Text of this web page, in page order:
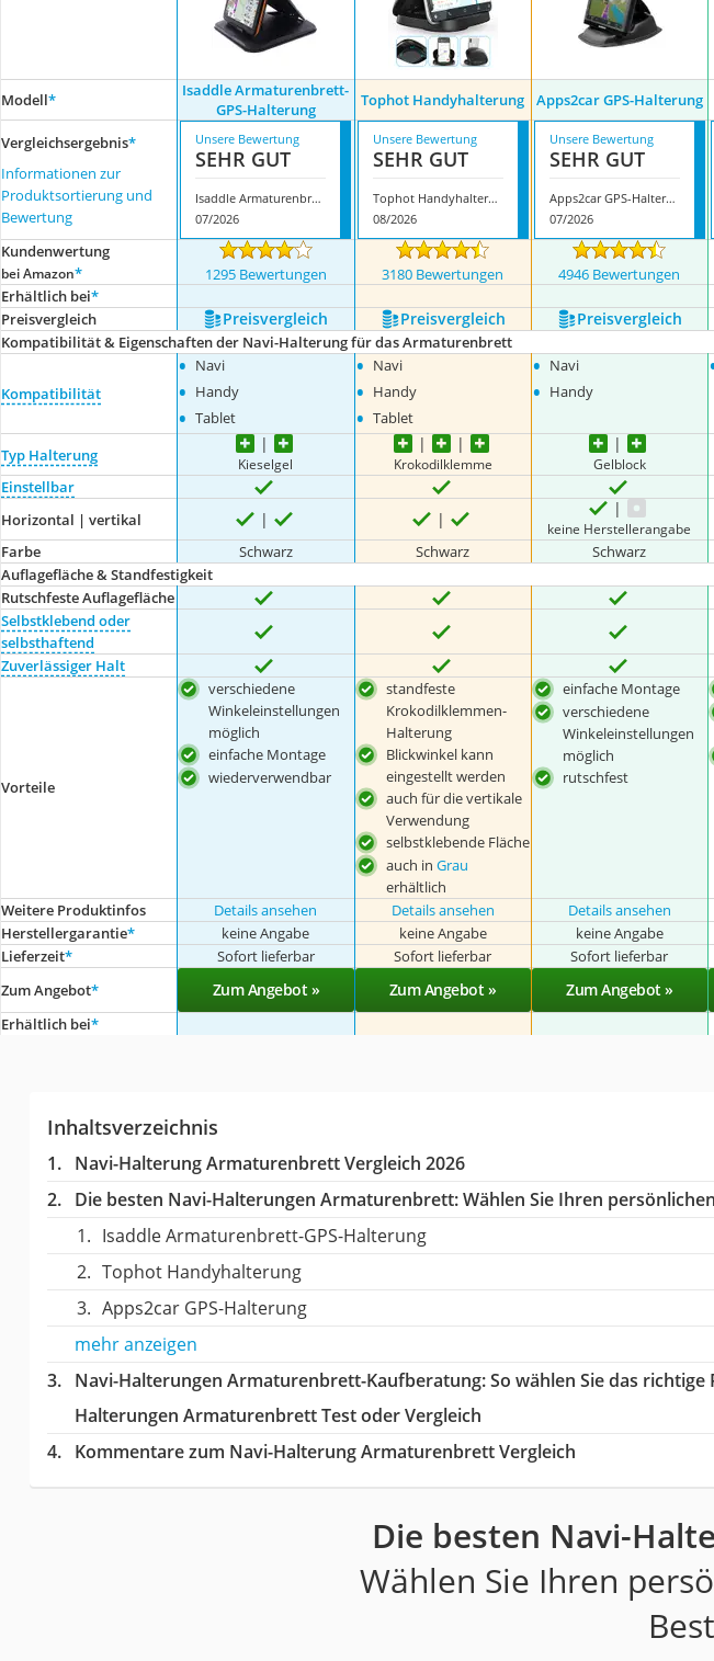
Modell*
Isaddle Armaturenbrett-
GPS-Halterung
Tophot Handyhalterung Apps2car GPS-Halterung
Vergleichsergebnis*
Informationen zur
Produktsortierung und
Bewertung
Unsere Bewertung
SEHR GUT
Isaddle Armaturenbrett-GPS-Halterung
07/2026
Unsere Bewertung
SEHR GUT
Tophot Handyhalterung
08/2026
Unsere Bewertung
SEHR GUT
Apps2car GPS-Halterung
07/2026
Kundenwertung
bei Amazon* 1295 Bewertungen 3180 Bewertungen 4946 Bewertungen
Erhältlich bei*
Preis­vergleich
Preis­vergleich Preis­vergleich Preis­vergleich
Kompatibilität & Eigenschaften der Navi-Halterung für das Armaturenbrett
Kompatibilität
• Navi
• Handy
• Tablet
• Navi
• Handy
• Tablet
• Navi
• Handy
Typ Halterung
Kieselgel Krokodilklemme Gelblock
Einstellbar
Horizontal | vertikal
keine Herstellerangabe
Farbe Schwarz Schwarz Schwarz
Auflagefläche & Standfestigkeit
Rutschfeste Auflagefläche
Selbstklebend oder
selbsthaftend
Zuverlässiger Halt
Vorteile
verschiedene
Winkeleinstellungen
möglich
einfache Montage
wiederverwendbar
standfeste
Krokodilklemmen-
Halterung
Blickwinkel kann
eingestellt werden
auch für die vertikale
Verwendung
selbstklebende Fläche
auch in Grau
erhältlich
einfache Montage
verschiedene
Winkeleinstellungen
möglich
rutschfest
Weitere Produktinfos Details ansehen Details ansehen Details ansehen
Herstellergarantie* keine Angabe keine Angabe keine Angabe
Lieferzeit* Sofort lieferbar Sofort lieferbar Sofort lieferbar
Zum Angebot* Zum Angebot » Zum Angebot » Zum Angebot »
Erhältlich bei*
Inhaltsverzeichnis
Navi-Halterung Armaturenbrett Vergleich 2026
Die besten Navi-Halterungen Armaturenbrett:Wählen Sie Ihren
Isaddle Armaturenbrett-GPS-Halterung
Tophot Handyhalterung
Apps2car GPS-Halterung
mehr anzeigen
Navi-Halterungen Armaturenbrett-Kaufberatung: So wählen Sie das
Halterungen Armaturenbrett Test oder Vergleich
Kommentare zum Navi-Halterung Armaturenbrett Vergleich
Die besten Navi-
Wählen Sie Ihren